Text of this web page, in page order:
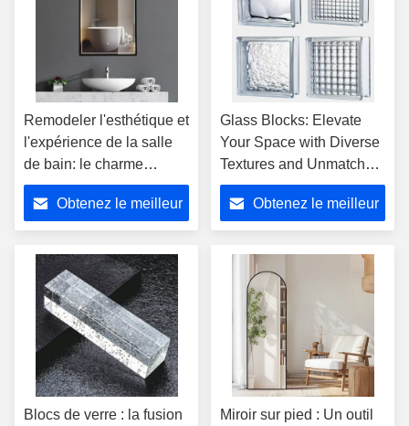
Remodeler l'esthétique et
l'expérience de la salle
de bain: le charme
multidimensionnel des
miroirs intelligents de la
salle de bain
Obtenez le meilleur
Glass Blocks: Elevate
Your Space with Diverse
Textures and Unmatched
Style
Obtenez le meilleur
Blocs de verre : la fusion
Miroir sur pied : Un outil